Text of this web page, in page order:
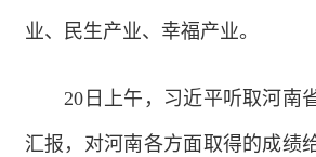
业、民生产业、幸福产业。
20日上午，习近平听取河南
汇报，对河南各方面取得的成绩